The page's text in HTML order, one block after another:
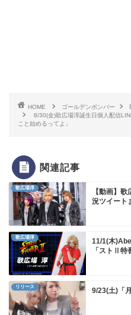
HOME ゴールデンボンバー
8/30(金)歌広場淳誕生日個人配信
こと始めるってよ」
関連記事
歌広場淳
【動画】
況ツイート
歌広場淳
11/1(木
「ストⅡ特
リリース 9/23(土)「